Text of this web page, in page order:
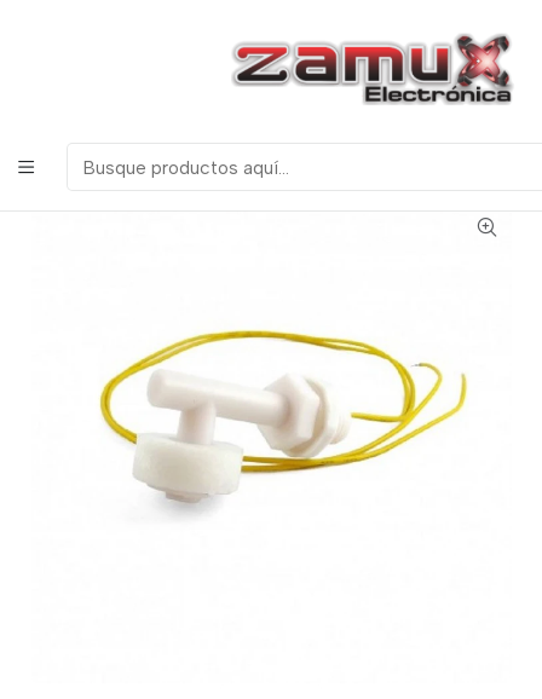
ELECTRONICOS, ROBOTICA & TECNOLOGIA
Productos Arduino
Sensores
SENSOR DE NIVEL HORIZONTAL TIPO FLOTADOR